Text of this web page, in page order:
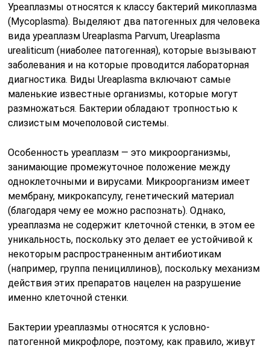
Уреаплазмы относятся к классу бактерий микоплазма
(Mycoplasma). Выделяют два патогенных для человека
вида уреаплазм Ureaplasma Parvum, Ureaplasma
urealiticum (ниаболее патогенная), которые вызывают
заболевания и на которые проводится лабораторная
диагностика. Виды Ureaplasma включают самые
маленькие известные организмы, которые могут
размножаться. Бактерии обладают тропностью к
слизистым мочеполовой системы.
Особенность уреаплазм — это микроорганизмы,
занимающие промежуточное положение между
одноклеточными и вирусами. Микроорганизм имеет
мембрану, микрокапсулу, генетический материал
(благодаря чему ее можно распознать). Однако,
уреаплазма не содержит клеточной стенки, в этом ее
уникальность, поскольку это делает ее устойчивой к
некоторым распространенным антибиотикам
(например, группа пенициллинов), поскольку механизм
действия этих препаратов нацелен на разрушение
именно клеточной стенки.
Бактерии уреаплазмы относятся к условно-
патогенной микрофлоре, поэтому, как правило, живут